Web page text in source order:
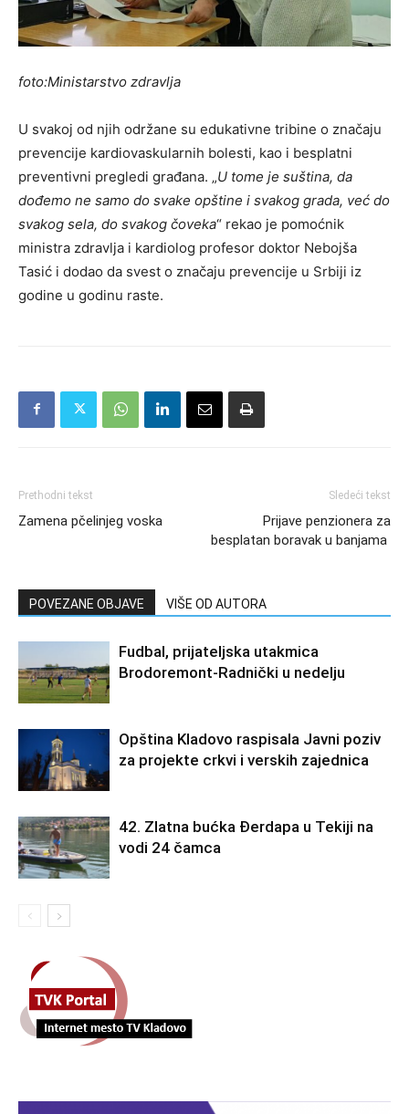
foto:Ministarstvo zdravlja
U svakoj od njih održane su edukativne tribine o značaju
prevencije kardiovaskularnih bolesti, kao i besplatni
preventivni pregledi građana. „U tome je suština, da
dođemo ne samo do svake opštine i svakog grada, već do
svakog sela, do svakog čoveka“ rekao je pomoćnik
ministra zdravlja i kardiolog profesor doktor Nebojša
Tasić i dodao da svest o značaju prevencije u Srbiji iz
godine u godinu raste.
Prethodni tekst
Zamena pčelinjeg voska
Sledeći tekst
Prijave penzionera za
besplatan boravak u banjama
POVEZANE OBJAVE VIŠE OD AUTORA
Fudbal, prijateljska utakmica
Brodoremont-Radnički u nedelju
Opština Kladovo raspisala Javni poziv
za projekte crkvi i verskih zajednica
42. Zlatna bućka Đerdapa u Tekiji na
vodi 24 čamca